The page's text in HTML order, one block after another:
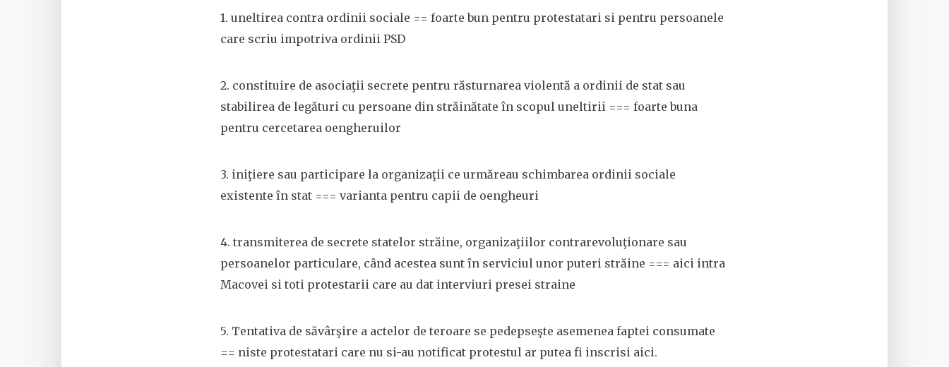
1. uneltirea contra ordinii sociale == foarte bun pentru protestatari si pentru persoanele
care scriu impotriva ordinii PSD
2. constituire de asociaţii secrete pentru răsturnarea violentă a ordinii de stat sau
stabilirea de legături cu persoane din străinătate în scopul uneltirii === foarte buna
pentru cercetarea oengheruilor
3. iniţiere sau participare la organizaţii ce urmăreau schimbarea ordinii sociale
existente în stat === varianta pentru capii de oengheuri
4. transmiterea de secrete statelor străine, organizaţiilor contrarevoluţionare sau
persoanelor particulare, când acestea sunt în serviciul unor puteri străine === aici intra
Macovei si toti protestarii care au dat interviuri presei straine
5. Tentativa de săvârşire a actelor de teroare se pedepseşte asemenea faptei consumate
== niste protestatari care nu si-au notificat protestul ar putea fi inscrisi aici.